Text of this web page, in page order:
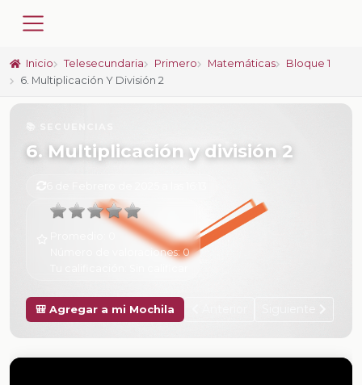
Inicio Telesecundaria Primero Matemáticas
Bloque 1
6. Multiplicación Y División 2
6. Multiplicación y división 2
Número de valoraciones:0
🎒 Agregar a mi Mochila